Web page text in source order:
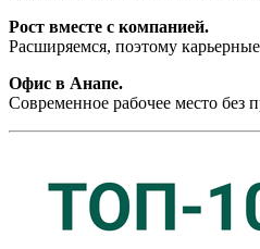
Рост вместе с компанией.
Расширяемся, поэтому
Офис в Анапе.
Современное рабочее место без